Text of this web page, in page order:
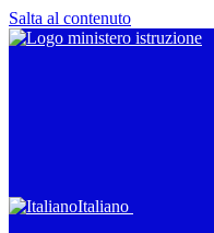
Salta al contenuto
Italiano